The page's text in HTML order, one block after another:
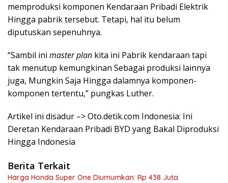
memproduksi komponen Kendaraan Pribadi Elektrik
Hingga pabrik tersebut. Tetapi, hal itu belum
diputuskan sepenuhnya.
“Sambil ini master plan kita ini Pabrik kendaraan tapi
tak menutup kemungkinan Sebagai produksi lainnya
juga, Mungkin Saja Hingga dalamnya komponen-
komponen tertentu,” pungkas Luther.
Artikel ini disadur –> Oto.detik.com Indonesia: Ini
Deretan Kendaraan Pribadi BYD yang Bakal Diproduksi
Hingga Indonesia
Berita Terkait
Harga Honda Super One Diumumkan: Rp 438 Juta